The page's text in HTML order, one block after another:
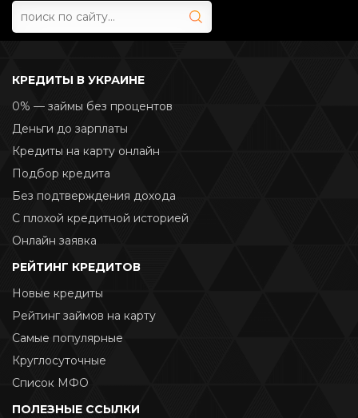
КРЕДИТЫ В УКРАИНЕ
0% — займы без процентов
Деньги до зарплаты
Кредиты на карту онлайн
Подбор кредита
Без подтверждения дохода
С плохой кредитной историей
Онлайн заявка
РЕЙТИНГ КРЕДИТОВ
Новые кредиты
Рейтинг займов на карту
Самые популярные
Круглосуточные
Список МФО
ПОЛЕЗНЫЕ ССЫЛКИ